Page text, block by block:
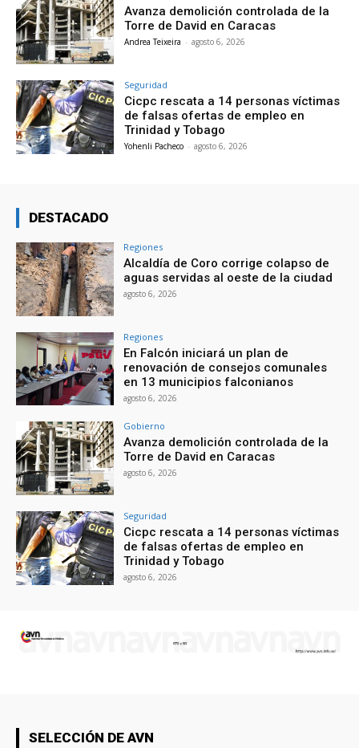
Avanza demolición controlada de la
Torre de David en Caracas
Andrea Teixeira - agosto 6, 2026
Seguridad
Cicpc rescata a 14 personas víctimas
de falsas ofertas de empleo en
Trinidad y Tobago
Yohenli Pacheco - agosto 6, 2026
DESTACADO
Regiones
Alcaldía de Coro corrige colapso de
aguas servidas al oeste de la ciudad
agosto 6, 2026
Regiones
En Falcón iniciará un plan de
renovación de consejos comunales
en 13 municipios falconianos
agosto 6, 2026
Gobierno
Avanza demolición controlada de la
Torre de David en Caracas
agosto 6, 2026
Seguridad
Cicpc rescata a 14 personas víctimas
de falsas ofertas de empleo en
Trinidad y Tobago
agosto 6, 2026
SELECCIÓN DE AVN